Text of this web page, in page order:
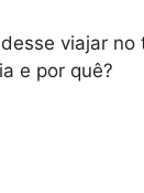
viajar no
e por quê?